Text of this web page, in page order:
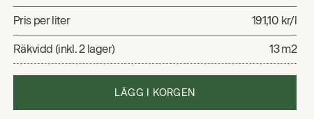
Pris per liter 191,10 kr/l
Räkvidd (inkl. 2 lager) 13 m2
LÄGG I KORGEN